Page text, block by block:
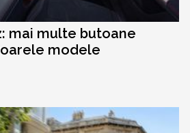
mai multe butoane
modele